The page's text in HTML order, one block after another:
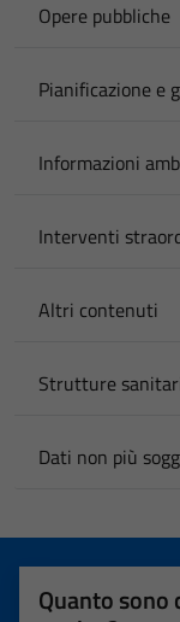
Opere pubbliche
Pianificazione e
Informazioni
Interventi
Altri contenuti
Strutture
Dati non più
Quanto sono